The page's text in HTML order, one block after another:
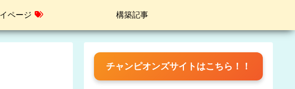
ページ 構築記事
チャンピオンズサイトはこちら！！